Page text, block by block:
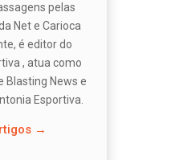
pelas
Net e Carioca
é editor do
, atua como
Blasting News e
Esportiva.
→